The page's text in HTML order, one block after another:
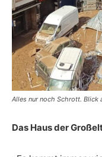
Alles nur noch Schrott. Blick
Das Haus der